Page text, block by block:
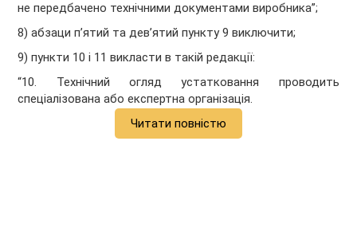
не передбачено технічними документами виробника”;
8) абзаци п’ятий та дев’ятий пункту 9 виключити;
9) пункти 10 і 11 викласти в такій редакції:
“10. Технічний огляд устатковання проводить
спеціалізована або експертна організація.
Читати повністю